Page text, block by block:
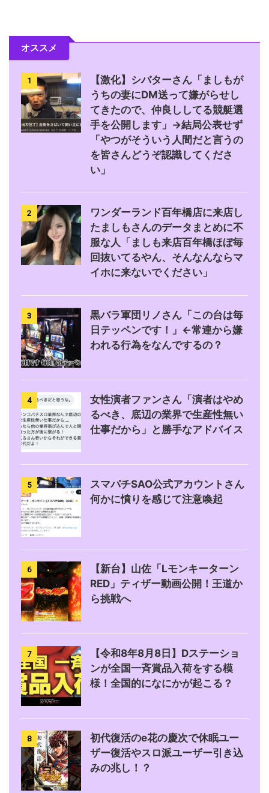
オススメ
1
【激化】シバターさん「ましもが
うちの妻にDM送って嫌がらせし
てきたので、仲良ししてる競艇選
手を公開します」→結局公表せず
「やつがそういう人間だと言うの
を皆さんどうぞ認識してくださ
い」
2
ワンダーランド百年橋店に来店し
たましもさんのデータまとめに不
服な人「ましも来店百年橋ほぼ毎
回抜いてるやん、そんなんならマ
イホに来ないでください」
3
黒バラ軍団リノさん「この台は毎
日テッペンです！」←常連から嫌
われる行為をなんでするの？
4
女性演者ファンさん「演者はやめ
るべき、底辺の業界で生産性無い
仕事だから」と勝手なアドバイス
5
スマパチSAO公式アカウントさん
何かに憤りを感じて注意喚起
6
【新台】山佐「Lモンキーターン
RED」ティザー動画公開！王道か
ら挑戦へ
7
【令和8年8月8日】Dステーショ
ンが全国一斉賞品入荷をする模
様！全国的になにかが起こる？
8
初代復活のe花の慶次で休眠ユー
ザー復活やスロ派ユーザー引き込
みの兆し！？